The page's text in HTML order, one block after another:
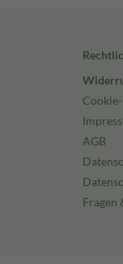
AGB
Fragen